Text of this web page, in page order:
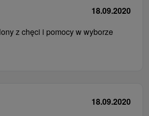
18.09.2020
z chęci i pomocy w wyborze
18.09.2020